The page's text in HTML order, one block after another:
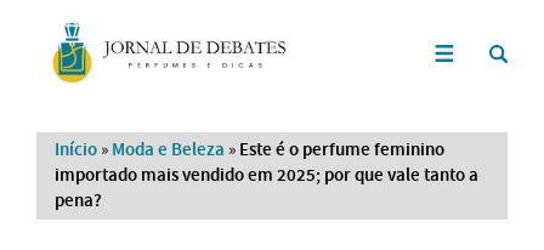
Início » Moda e Beleza » Este é o perfume feminino
importado mais vendido em 2025; por que vale tanto a
pena?